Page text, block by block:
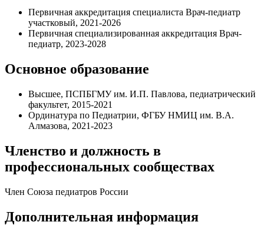
Первичная аккредитация специалиста Врач-педиатр
участковый, 2021-2026
Первичная специализированная аккредитация Врач-
педиатр, 2023-2028
Основное образование
Высшее, ПСПБГМУ им. И.П. Павлова, педиатрический
факультет, 2015-2021
Ординатура по Педиатрии, ФГБУ НМИЦ им. В.А.
Алмазова, 2021-2023
Членство и должность в
профессиональных сообществах
Член Союза педиатров России
Дополнительная информация